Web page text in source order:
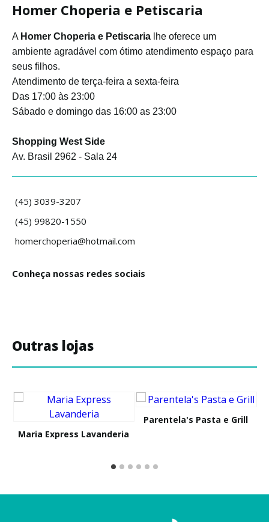
Homer Choperia e Petiscaria
A Homer Choperia e Petiscaria lhe oferece um
ambiente agradável com ótimo atendimento espaço para
seus filhos.
Atendimento de terça-feira a sexta-feira
Das 17:00 às 23:00
Sábado e domingo das 16:00 as 23:00
Shopping West Side
Av. Brasil 2962 - Sala 24
(45) 3039-3207
(45) 99820-1550
homerchoperia@hotmail.com
Conheça nossas redes sociais
Outras lojas
Maria Express Lavanderia
Parentela's Pasta e Grill